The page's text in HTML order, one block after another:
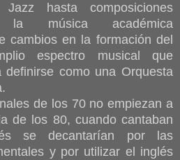
hasta composiciones
la música académica
cambios en la formación del
espectro musical que
como una Orquesta
de los 70 no empiezan a
de los 80, cuando cantaban
se decantarían por las
y por utilizar el inglés